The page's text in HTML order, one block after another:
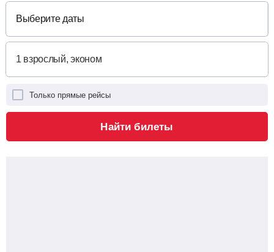
Выберите даты
Только прямые рейсы
Найти билеты